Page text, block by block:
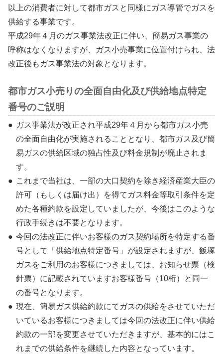
以上の消費者に対して都市ガスと同様にガス導管でガスを
供給する事業です。
平成29年４月のガス事業法改正に伴い、簡易ガス事業の
呼称はなくなりますが、ガス小売事業に位置付けられ、法
改正後もガス事業法の対象となります。
都市ガス小売りの全面自由化及び供給地点特定
番号のご説明
ガス事業法が改正され平成29年４月から都市ガス小売
の全面自由化が実施されることとなり、都市ガス及び簡
易ガスの供給区域の独占性及び料金規制が廃止されま
す。
これまで当社は、一部の大口契約を除き経済産業大臣の
許可（もしくは届け出）を得てガス料金等取引条件を定
めた各種約款を設定していましたが、今後はこのような
行政手続きは不要となります。
今回の法改正に伴いお客様のガス契約場所を特定する番
号として「供給地点特定番号」が設定されますが、飯塚
ガスをご利用のお客様につきましては、お知らせ票（検
針票）に記載されていますお客様番号（10桁）と同一
の番号となります。
現在、簡易ガス供給約款にてガスの供給をさせていただ
いているお客様につきましては今回の法改正に伴い供給
約款の一部を変更させていただきますが、基本的にはこ
れまでの供給条件を継続した内容となっています。